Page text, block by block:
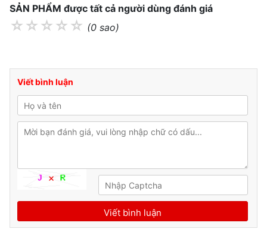
SẢN PHẨM được tất cả người dùng đánh giá
☆ ☆ ☆ ☆ ☆ (0 sao)
Viết bình luận